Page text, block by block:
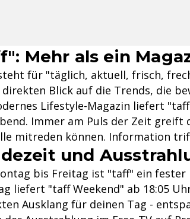
Mehr als ein
für "täglich, aktuell, frisch,
Blick auf die Trends, die
Lifestyle-Magazin liefert
Immer am Puls der Zeit
mitreden können. Information
und
bis Freitag ist "taff" ein
liefert "taff Weekend" ab 18:05
Ausklang für deinen Tag -